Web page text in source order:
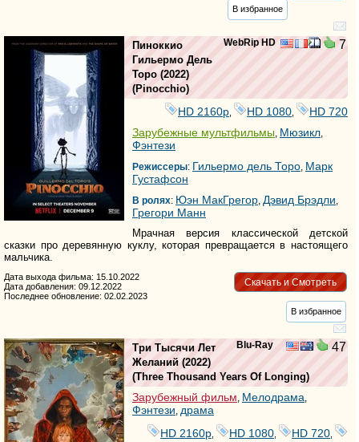
В избранное
WebRip HD 7
Пиноккио
Гильермо Дель
Торо (2022)
(Pinocchio)
HD 2160р HD 1080
HD 720
Зарубежные мультфильмы, Мюзикл,
Фэнтези
Режиссеры: Гильермо дель Торо, Марк
Густафсон
В ролях: Юэн МакГрегор, Дэвид Брэдли,
Грегори Манн
Мрачная версия классической детской
сказки про деревянную куклу, которая превращается в настоящего
мальчика.
Скачать и Смотреть
Дата выхода фильма: 15.10.2022
Дата добавления: 09.12.2022
Последнее обновление: 02.02.2023
В избранное
Blu-Ray 47
Три Тысячи Лет
Желаний (2022)
(Three Thousand Years Of Longing)
Зарубежный фильм, Мелодрама,
Фэнтези, драма
HD 2160р
HD 1080 HD 720